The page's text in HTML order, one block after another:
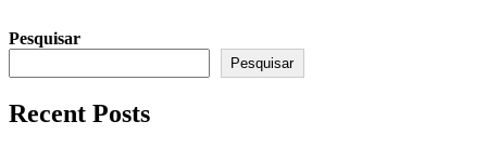
Pesquisar
Pesquisar
Recent Posts